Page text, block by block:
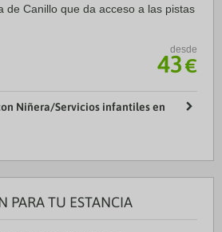
de Canillo que da acceso a las pistas
equipadas con baño con
desde
43€
Niñera/Servicios infantiles en
PARA TU ESTANCIA